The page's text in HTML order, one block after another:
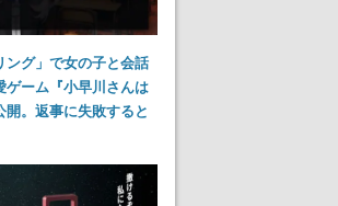
ング」で女の子と会話
ーム『小早川さんは
。返事に失敗すると